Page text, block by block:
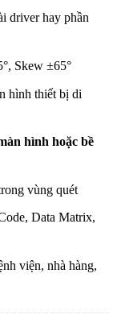
driver hay phần
Skew ±65°
hình thiết bị di
hình hoặc bề
vùng quét
Data Matrix,
viện, nhà hàng,